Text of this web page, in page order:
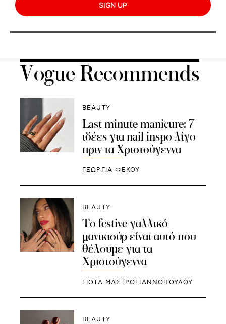
SIGN UP
Vogue Recommends
BEAUTY
Last minute manicure: 7
ιδέες για nail inspo λίγο
πριν τα Χριστούγεννα
ΓΕΩΡΓΙΑ ΦΕΚΟΥ
BEAUTY
Το festive γαλλικό
μανικιούρ είναι αυτό που
θέλουμε για τα
Χριστούγεννα
ΓΙΩΤΑ ΜΑΣΤΡΟΓΙΑΝΝΟΠΟΥΛΟΥ
BEAUTY